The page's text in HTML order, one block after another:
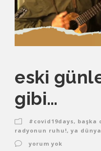
eski
gibi…
#covid19days, başka
radyonun ruhu!, ya
yorum yok